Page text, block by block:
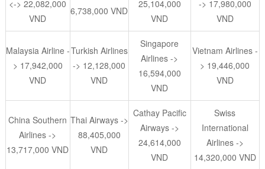
<-> 22,082,000
VND
6,738,000 VND
25,104,000
VND
-> 17,980,000
VND
Malaysia Airline -
> 17,942,000
VND
Turkish Airlines
-> 12,128,000
VND
Singapore
Airlines ->
16,594,000
VND
Vietnam Airlines -
> 19,446,000
VND
China Southern
Airlines ->
13,717,000 VND
Thai Airways ->
88,405,000
VND
Cathay Pacific
Airways ->
24,614,000
VND
Swiss
International
Airlines ->
14,320,000 VND